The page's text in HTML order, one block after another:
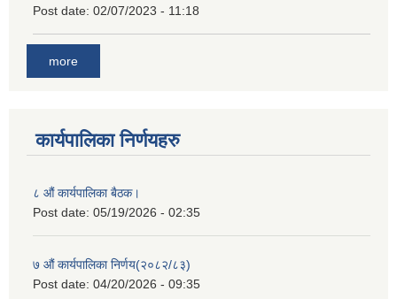
Post date: 02/07/2023 - 11:18
more
कार्यपालिका निर्णयहरु
८ औं कार्यपालिका बैठक।
Post date: 05/19/2026 - 02:35
७ औं कार्यपालिका निर्णय(२०८२/८३)
Post date: 04/20/2026 - 09:35